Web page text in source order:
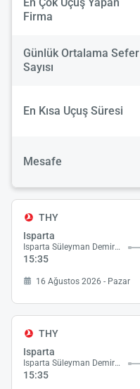
En Çok Uçuş Yapan
Firma
Günlük Ortalama Sefer
Sayısı
En Kısa Uçuş Süresi
Mesafe
THY
Isparta
Isparta Süleyman Demirel Havalimanı
15:35
16 Ağustos 2026 - Pazar
THY
Isparta
Isparta Süleyman Demirel Havalimanı
15:35